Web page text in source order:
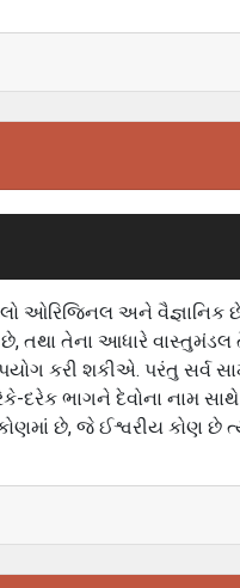
ઓરિજિનલ અને
છે, તથા તેના આધારે
શકીએ. પરંતુ સર્વ
દરેક ભાગને દેવોના નામ
છે, જે ઈશ્વરીય કોણ